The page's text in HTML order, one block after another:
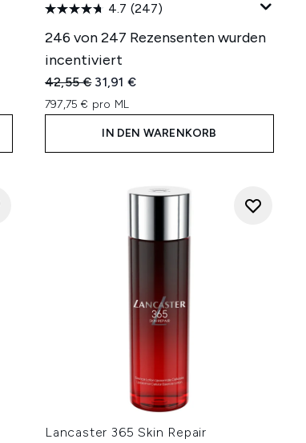
4.7 (247)
246 von 247 Rezensenten wurden
incentiviert
Unverbindliche Preisempfehlung:
42,55 € Aktueller Preis:
31,91 €
797,75 € pro ML
IN DEN WARENKORB
Lancaster 365 Skin Repair